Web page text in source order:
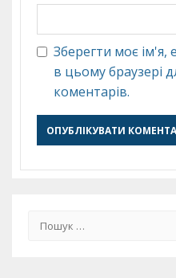
Зберегти моє ім'я,
в цьому браузері
коментарів.
Пошук: